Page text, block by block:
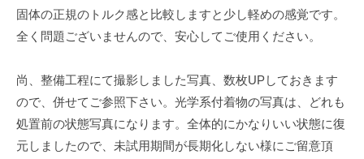
固体の正規のトルク感と比較しますと少し軽めの感覚です。
全く問題ございませんので、安心してご使用ください。
尚、整備工程にて撮影しました写真、数枚UPしておきます
ので、併せてご参照下さい。光学系付着物の写真は、どれも
処置前の状態写真になります。全体的にかなりいい状態に復
元しましたので、未試用期間が長期化しない様にご留意頂